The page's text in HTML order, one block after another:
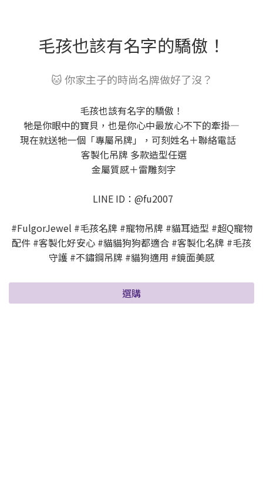
毛孩也該有名字的驕傲！
🐱 你家主子的時尚名牌做好了沒？
毛孩也該有名字的驕傲！
牠是你眼中的寶貝，也是你心中最放心不下的牽掛—
現在就送牠一個「專屬吊牌」，可刻姓名＋聯絡電話
客製化吊牌 多款造型任選
金屬質感＋雷雕刻字
LINE ID：@fu2007
#FulgorJewel #毛孩名牌 #寵物吊牌 #貓耳造型 #超Q寵物
配件 #客製化好安心 #貓貓狗狗都適合 #客製化名牌 #毛孩
守護 #不鏽鋼吊牌 #貓狗適用 #鏡面美感
選購